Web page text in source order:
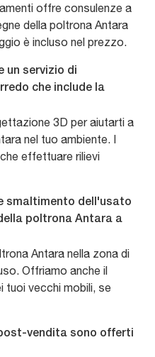
offre consulenze a
della poltrona Antara
è incluso nel prezzo.
un servizio di
che include la
3D per aiutarti a
nel tuo ambiente. I
effettuare rilievi
smaltimento dell'usato
poltrona Antara a
Antara nella zona di
Offriamo anche il
tuoi vecchi mobili, se
vendita sono offerti